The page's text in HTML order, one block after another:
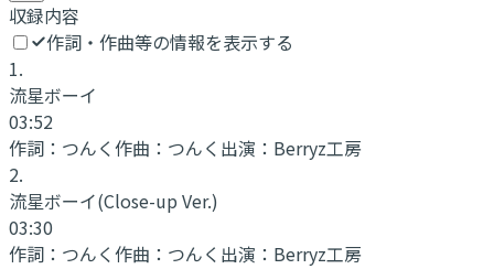
収録内容
作詞・作曲等の情報を表示する
1.
流星ボーイ
03:52
作詞： つんく作曲： つんく 出演： Berryz工房
2.
流星ボーイ(Close-up Ver.)
03:30
作詞： つんく作曲： つんく 出演： Berryz工房